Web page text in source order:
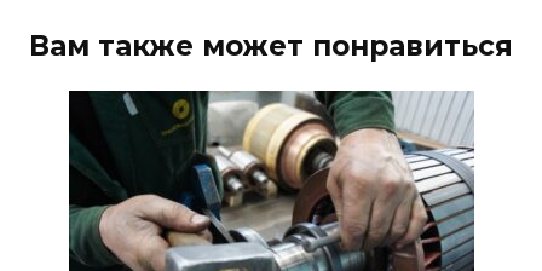
Вам также может понравиться